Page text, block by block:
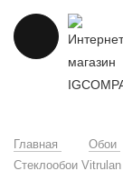
Главная Обои
Стеклообои